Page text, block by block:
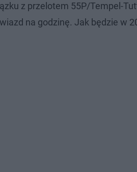
z przelotem 55P/Tempel-
na godzinę. Jak będzie w